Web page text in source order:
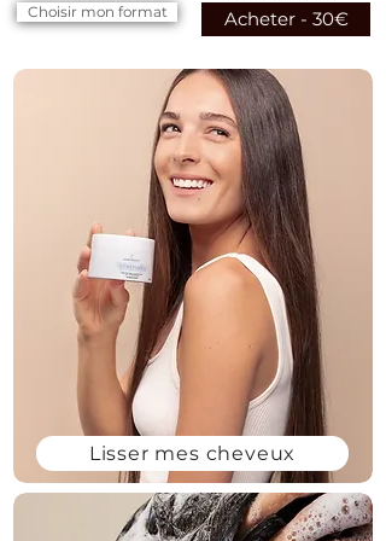
Choisir mon format Acheter - 30€
Lisser mes cheveux